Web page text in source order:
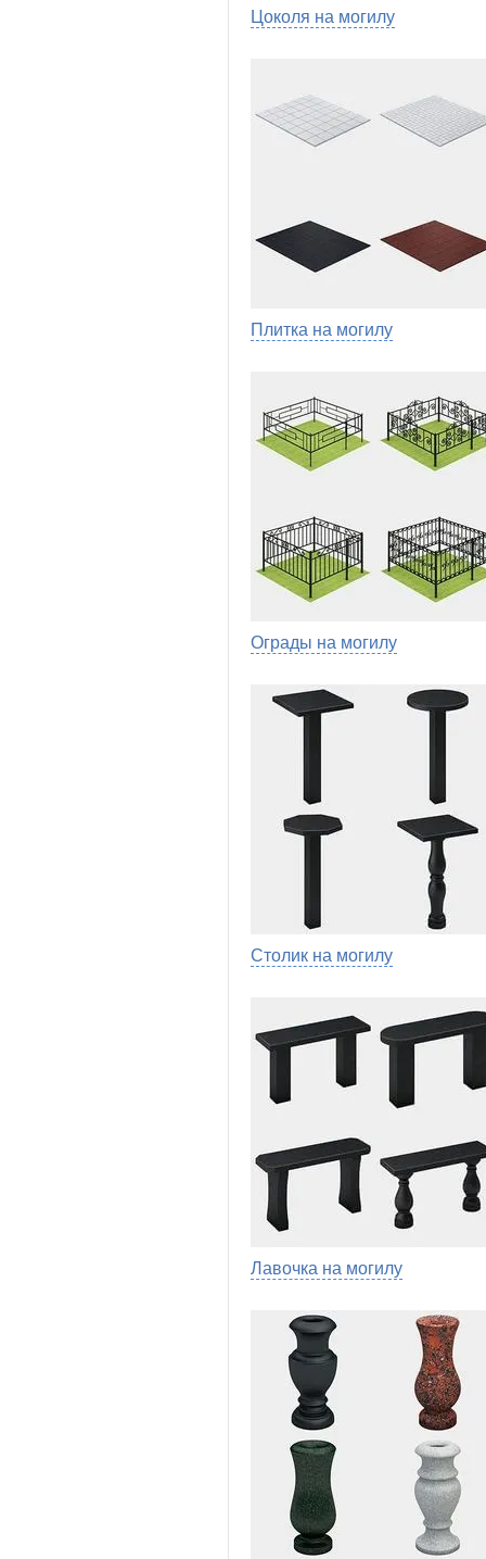
Цоколя на могилу
Плитка на могилу
Ограды на могилу
Столик на могилу
Лавочка на могилу